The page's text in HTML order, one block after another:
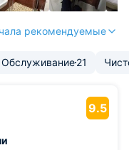
рекомендуемые
Обслуживание21
9.5